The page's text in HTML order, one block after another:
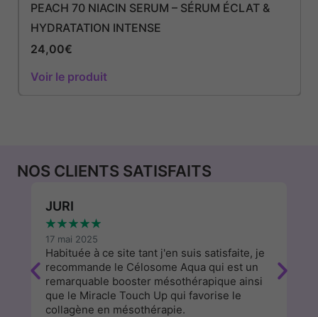
PEACH 70 NIACIN SERUM – SÉRUM ÉCLAT &
HYDRATATION INTENSE
24,00€
Voir le produit
NOS CLIENTS SATISFAITS
JURI
★★★★★
17 mai 2025
Habituée à ce site tant j'en suis satisfaite, je
recommande le Célosome Aqua qui est un
remarquable booster mésothérapique ainsi
que le Miracle Touch Up qui favorise le
collagène en mésothérapie.